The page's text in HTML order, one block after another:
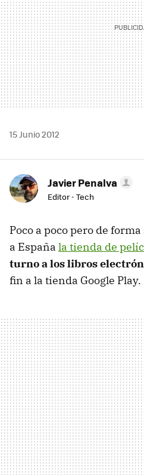
15 Junio 2012
Javier Penalva
Editor - Tech
Poco a poco pero de
a España la tienda de
turno a los libros
fin a la tienda Google Play.